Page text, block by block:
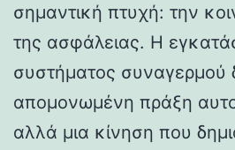
σημαντική πτυχή: την
της ασφάλειας. Η
συστήματος συναγερμού
απομονωμένη πράξη
αλλά μια κίνηση που